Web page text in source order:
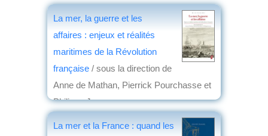
La mer, la guerre et les
affaires : enjeux et réalités
maritimes de la Révolution
française / sous la direction de
Anne de Mathan, Pierrick Pourchasse et
Philippe Jarnoux
éd. Presses universitaires de Rennes,
La mer et la France : quand les